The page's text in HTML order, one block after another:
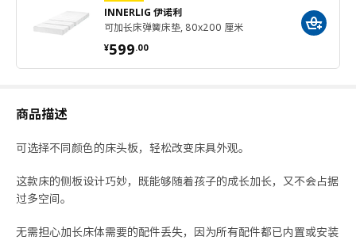
INNERLIG 伊诺利
可加长床弹簧床垫, 80x200 厘米
¥599.00
¥ 599.00
商品描述
可选择不同颜色的床头板，轻松改变床具外观。
这款床的侧板设计巧妙，既能够随着孩子的成长加长，又不会占据
过多空间。
无需担心加长床体需要的配件丢失，因为所有配件都已内置或安装